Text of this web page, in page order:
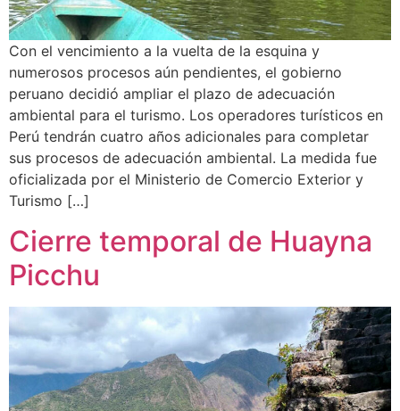
Con el vencimiento a la vuelta de la esquina y
numerosos procesos aún pendientes, el gobierno
peruano decidió ampliar el plazo de adecuación
ambiental para el turismo. Los operadores turísticos en
Perú tendrán cuatro años adicionales para completar
sus procesos de adecuación ambiental. La medida fue
oficializada por el Ministerio de Comercio Exterior y
Turismo […]
Cierre temporal de Huayna
Picchu